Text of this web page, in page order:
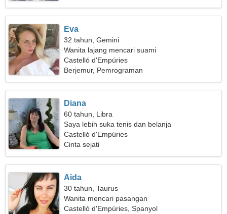
Eva
32 tahun, Gemini
Wanita lajang mencari suami
Castelló d'Empúries
Berjemur, Pemrograman
Diana
60 tahun, Libra
Saya lebih suka tenis dan belanja
Castelló d'Empúries
Cinta sejati
Aida
30 tahun, Taurus
Wanita mencari pasangan
Castelló d'Empúries, Spanyol